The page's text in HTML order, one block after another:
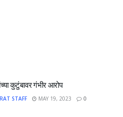
कुटुंबावर गंभीर आरोप
STAFF MAY 19, 2023 0